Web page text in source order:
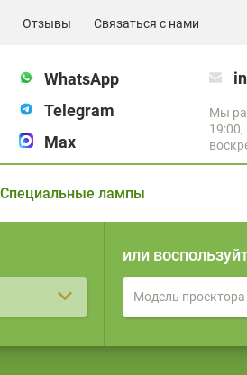
Отзывы Связаться с нами
WhatsApp
Telegram
Max
Мы
Специальные лампы
или